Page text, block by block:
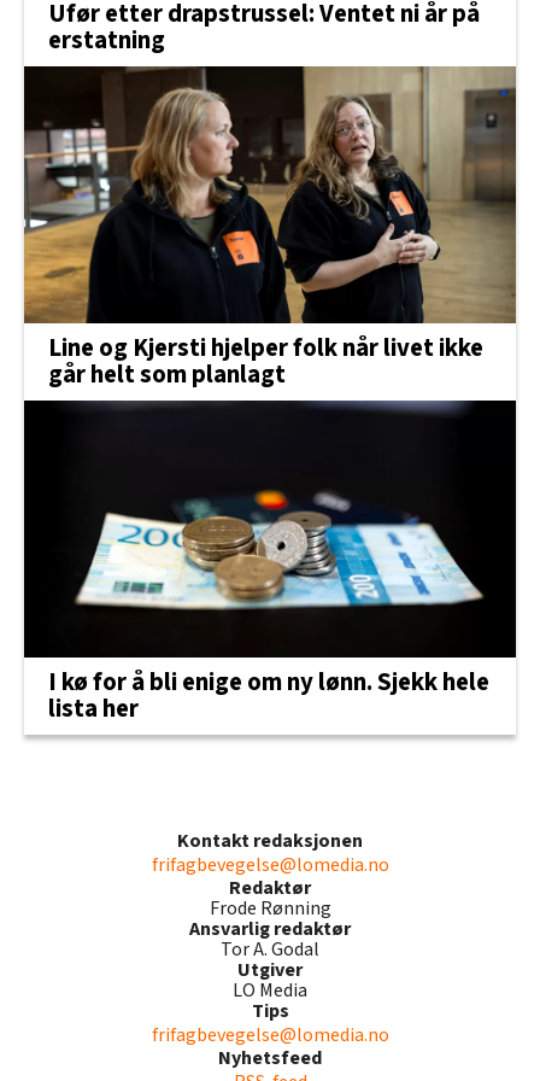
Ufør etter drapstrussel: Ventet ni år på
erstatning
Line og Kjersti hjelper folk når livet ikke
går helt som planlagt
I kø for å bli enige om ny lønn. Sjekk hele
lista her
Kontakt redaksjonen
frifagbevegelse@lomedia.no
Redaktør
Frode Rønning
Ansvarlig redaktør
Tor A. Godal
Utgiver
LO Media
Tips
frifagbevegelse@lomedia.no
Nyhetsfeed